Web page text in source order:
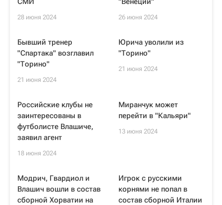
28 июня 2024 26 июня 2024
Бывший тренер
"Спартака" возглавил
"Торино"
21 июня 2024
Юрича уволили из
"Торино"
21 июня 2024
Российские клубы не
заинтересованы в
футболисте Влашиче,
заявил агент
18 июня 2024
Миранчук может
перейти в "Кальяри"
13 июня 2024
Модрич, Гвардиол и
Влашич вошли в состав
сборной Хорватии на
Игрок с русскими
корнями не попал в
состав сборной Италии